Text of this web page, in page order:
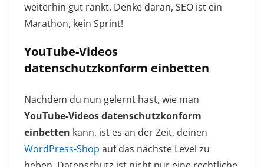
weiterhin gut rankt. Denke daran, SEO ist ein
Marathon, kein Sprint!
YouTube-Videos
datenschutzkonform einbetten
Nachdem du nun gelernt hast, wie man
YouTube-Videos datenschutzkonform
einbetten kann, ist es an der Zeit, deinen
WordPress-Shop auf das nächste Level zu